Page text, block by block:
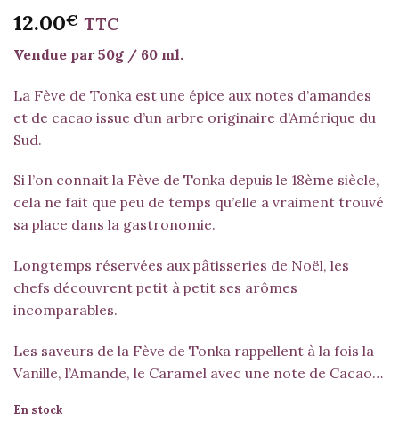
12.00€ TTC
Vendue par 50g / 60 ml.
La Fève de Tonka est une épice aux notes d’amandes
et de cacao issue d’un arbre originaire d’Amérique du
Sud.
Si l’on connait la Fève de Tonka depuis le 18ème siècle,
cela ne fait que peu de temps qu’elle a vraiment trouvé
sa place dans la gastronomie.
Longtemps réservées aux pâtisseries de Noël, les
chefs découvrent petit à petit ses arômes
incomparables.
Les saveurs de la Fève de Tonka rappellent à la fois la
Vanille, l’Amande, le Caramel avec une note de Cacao…
En stock